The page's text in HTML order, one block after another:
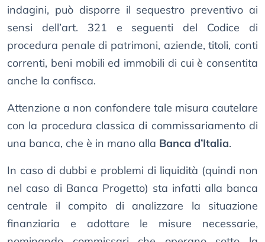
indagini, può disporre il sequestro preventivo ai
sensi dell’art. 321 e seguenti del Codice di
procedura penale di patrimoni, aziende, titoli, conti
correnti, beni mobili ed immobili di cui è consentita
anche la confisca.
Attenzione a non confondere tale misura cautelare
con la procedura classica di commissariamento di
una banca, che è in mano alla Banca d’Italia.
In caso di dubbi e problemi di liquidità (quindi non
nel caso di Banca Progetto) sta infatti alla banca
centrale il compito di analizzare la situazione
finanziaria e adottare le misure necessarie,